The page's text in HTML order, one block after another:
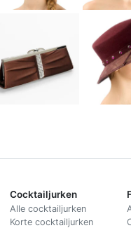
Cocktailjurken
Alle cocktailjurken
Korte cocktailjurken